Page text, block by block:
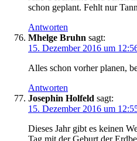
schon geplant. Fehlt nur
Antworten
Mhelge Bruhn sagt:
15. Dezember 2016 um
Alles schon vorher planen,
Antworten
Josephin Holfeld sagt:
15. Dezember 2016 um
Dieses Jahr gibt es keinen